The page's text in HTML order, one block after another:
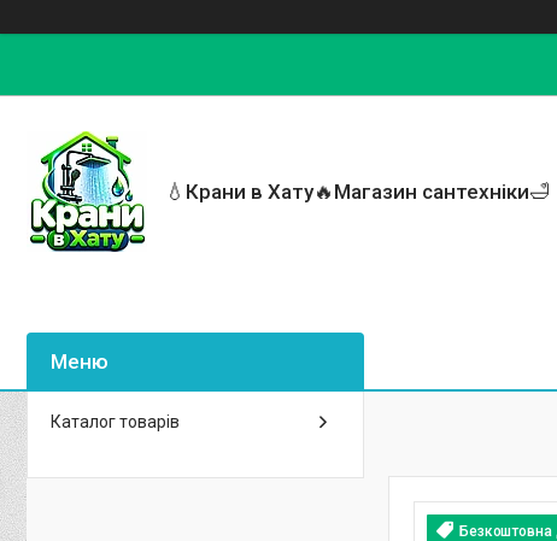
💧Крани в Хату🔥Магазин сантехніки🛁
Безкоштовна
Каталог товарів